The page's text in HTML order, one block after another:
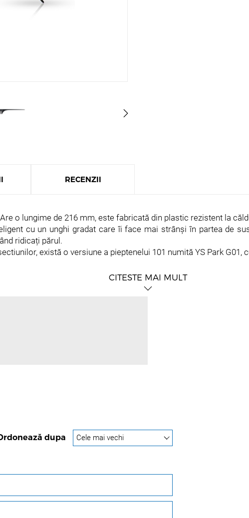
RECENZII
o lungime de 216 mm, este fabricată din plastic rezistent la
cu un unghi gradat care îi face mai strânși în partea de
ridicați părul.
există o versiune a pieptenelui 101 numită YS Park
CITESTE MAI MULT
dupa